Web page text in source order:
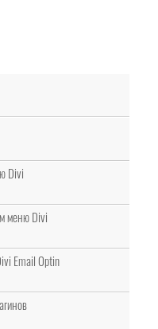
Divi
меню Divi
Email Optin